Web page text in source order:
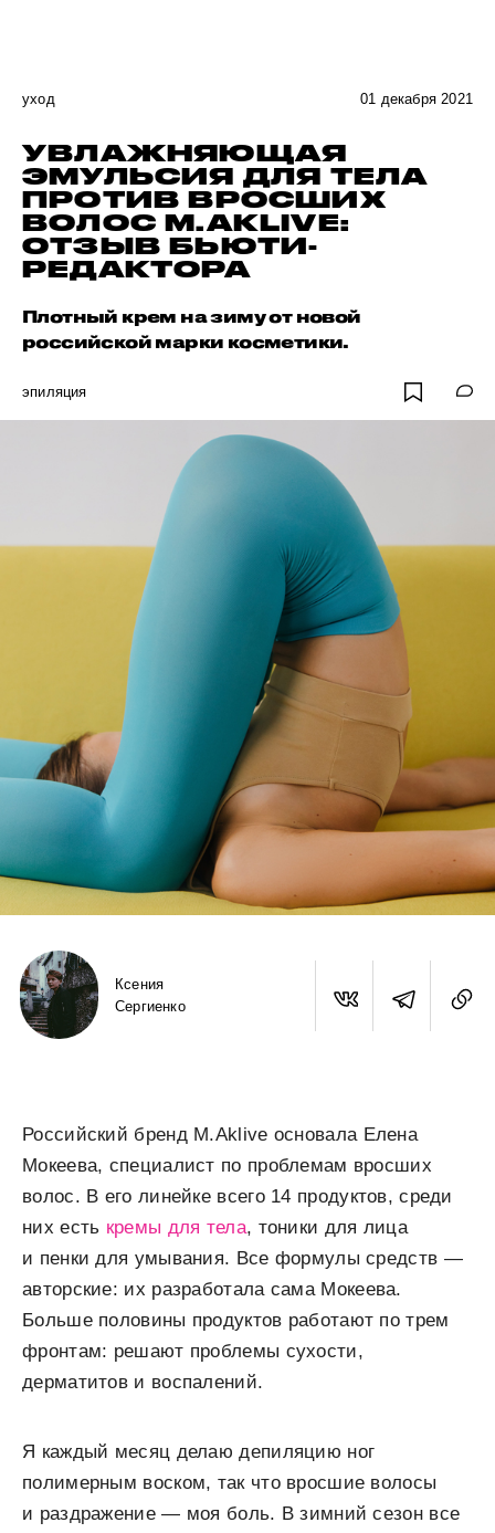
уход 01 декабря 2021
УВЛАЖНЯЮЩАЯ
ЭМУЛЬСИЯ ДЛЯ ТЕЛА
ПРОТИВ ВРОСШИХ
ВОЛОС M.AKLIVE:
ОТЗЫВ БЬЮТИ-
РЕДАКТОРА
Плотный крем на зиму от новой
российской марки косметики.
эпиляция
Ксения
Сергиенко
Российский бренд M.Aklive основала Елена
Мокеева, специалист по проблемам вросших
волос. В его линейке всего 14 продуктов, среди
них есть кремы для тела, тоники для лица
и пенки для умывания. Все формулы средств —
авторские: их разработала сама Мокеева.
Больше половины продуктов работают по трем
фронтам: решают проблемы сухости,
дерматитов и воспалений.
Я каждый месяц делаю депиляцию ног
полимерным воском, так что вросшие волосы
и раздражение — моя боль. В зимний сезон все